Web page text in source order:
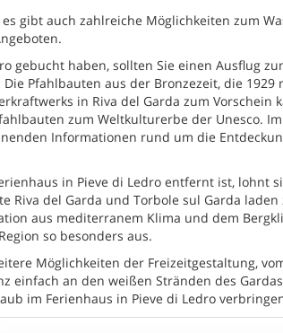
gibt auch zahlreiche Möglichkeiten zum
gebucht haben, sollten Sie einen Ausflug
Pfahlbauten aus der Bronzezeit, die 1929
in Riva del Garda zum
zum Weltkulturerbe der Unesco.
Informationen rund um die
in Pieve di Ledro entfernt ist, lohnt
Riva del Garda und Torbole sul Garda
aus mediterranem Klima und dem
so besonders aus.
Möglichkeiten der Freizeitgestaltung,
einfach an den weißen Stränden des
im Ferienhaus in Pieve di Ledro